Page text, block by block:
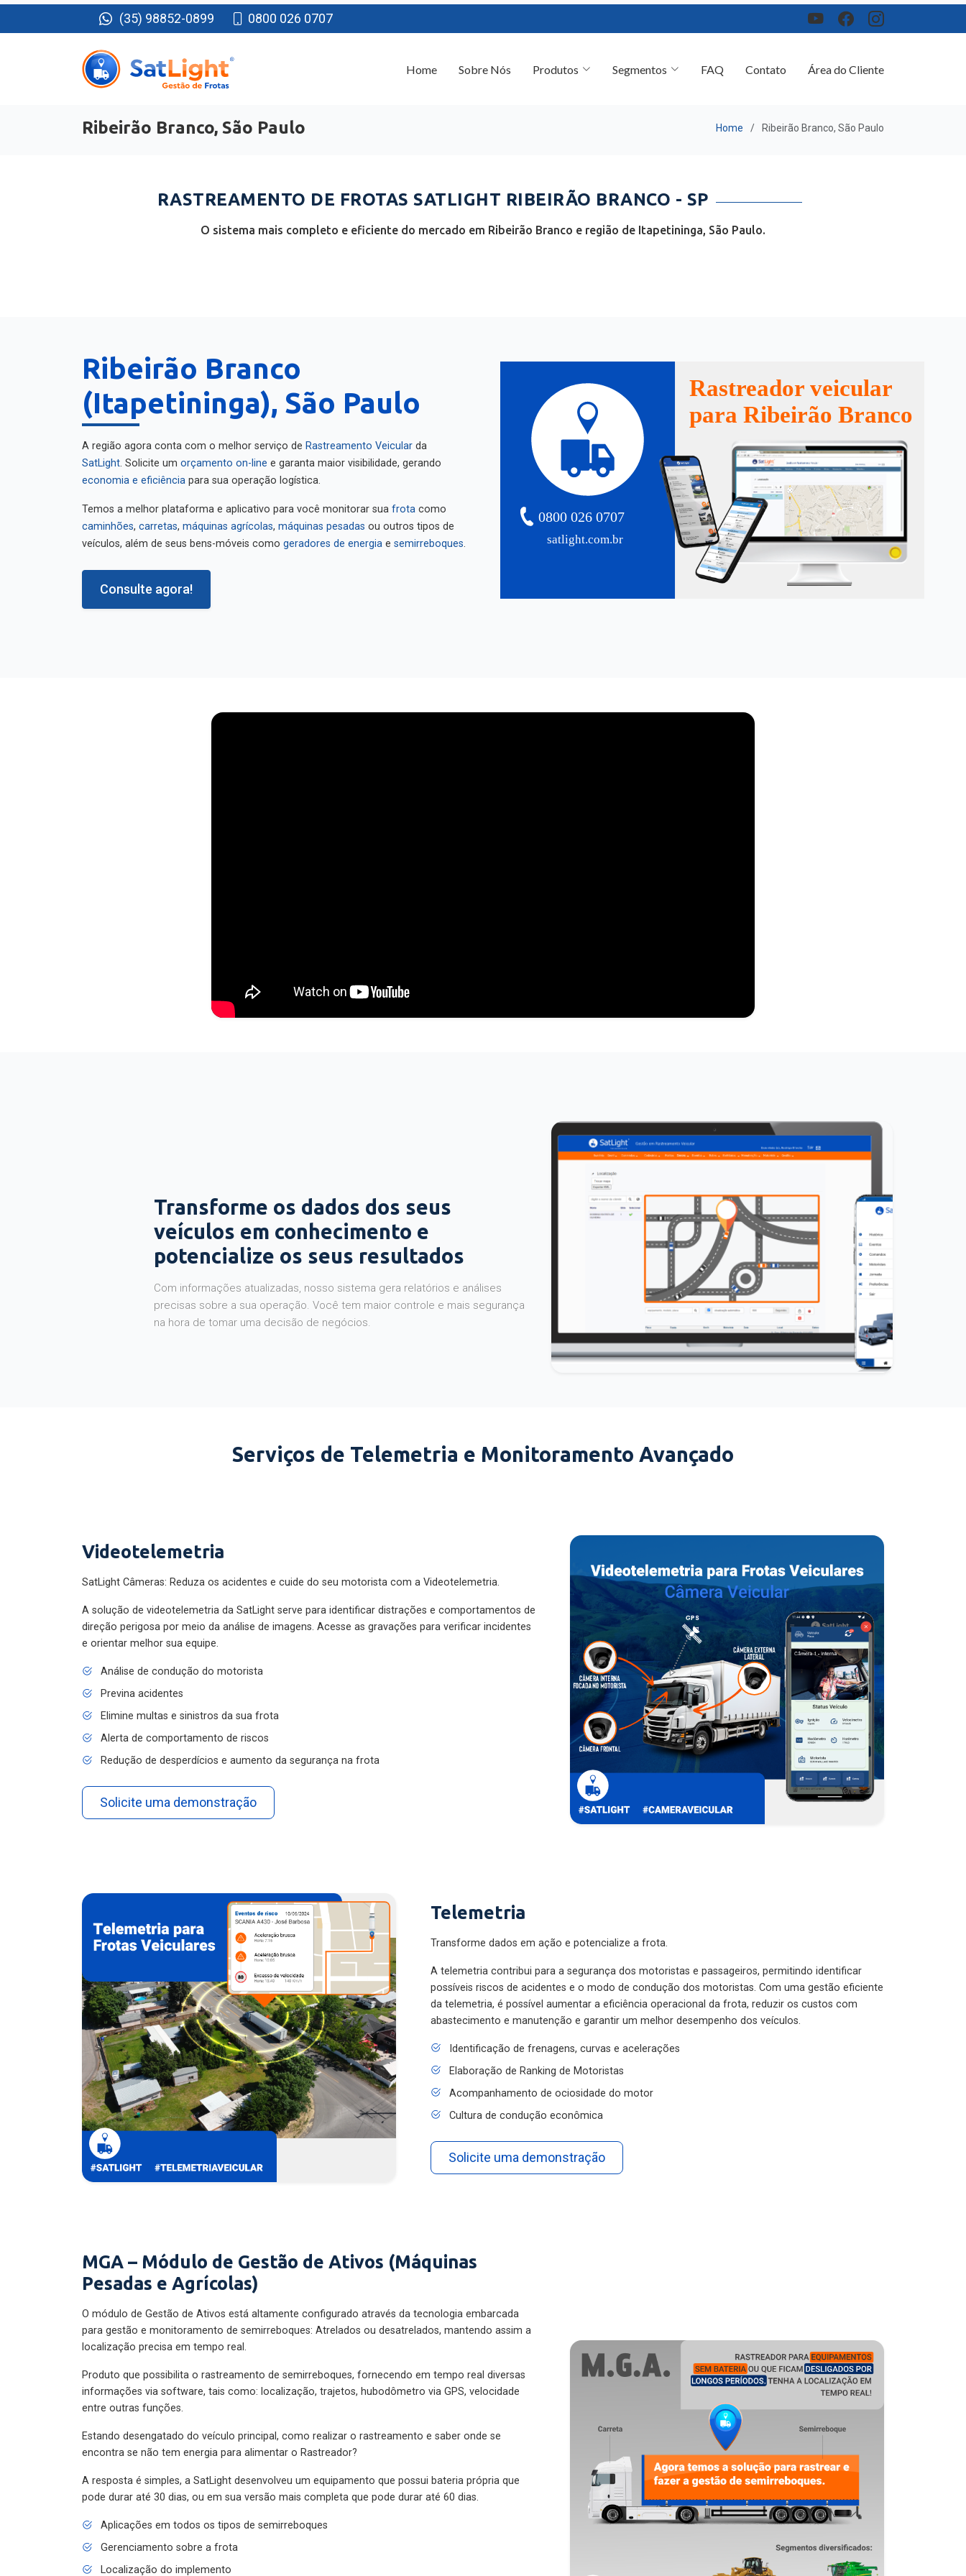
(35) 98852-0899 0800 026 0707
Home Sobre Nós Produtos Segmentos FAQ Contato Área do Cliente
Ribeirão Branco, São Paulo Home Ribeirão Branco, São Paulo
RASTREAMENTO DE FROTAS SATLIGHT RIBEIRÃO BRANCO - SP
O sistema mais completo e eficiente do mercado em Ribeirão Branco e região de Itapetininga, São Paulo.
Ribeirão Branco
(Itapetininga), São Paulo
A região agora conta com o melhor serviço de Rastreamento Veicular da
SatLight. Solicite um orçamento on-line e garanta maior visibilidade, gerando
economia e eficiência para sua operação logística.
Temos a melhor plataforma e aplicativo para você monitorar sua frota como
caminhões, carretas, máquinas agrícolas, máquinas pesadas ou outros tipos de
veículos, além de seus bens-móveis como geradores de energia e semirreboques.
Consulte agora!
satlight.com.br
0800 026 0707
Rastreador veicular
para Ribeirão Branco
Transforme os dados dos seus
veículos em conhecimento e
potencialize os seus resultados
Com informações atualizadas, nosso sistema gera relatórios e análises
precisas sobre a sua operação. Você tem maior controle e mais segurança
na hora de tomar uma decisão de negócios.
Serviços de Telemetria e Monitoramento Avançado
Videotelemetria
SatLight Câmeras: Reduza os acidentes e cuide do seu motorista com a Videotelemetria.
A solução de videotelemetria da SatLight serve para identificar distrações e comportamentos de
direção perigosa por meio da análise de imagens. Acesse as gravações para verificar incidentes
e orientar melhor sua equipe.
Análise de condução do motorista
Previna acidentes
Elimine multas e sinistros da sua frota
Alerta de comportamento de riscos
Redução de desperdícios e aumento da segurança na frota
Solicite uma demonstração
Telemetria
Transforme dados em ação e potencialize a frota.
A telemetria contribui para a segurança dos motoristas e passageiros, permitindo identificar
possíveis riscos de acidentes e o modo de condução dos motoristas. Com uma gestão eficiente
da telemetria, é possível aumentar a eficiência operacional da frota, reduzir os custos com
abastecimento e manutenção e garantir um melhor desempenho dos veículos.
Identificação de frenagens, curvas e acelerações
Elaboração de Ranking de Motoristas
Acompanhamento de ociosidade do motor
Cultura de condução econômica
Solicite uma demonstração
MGA – Módulo de Gestão de Ativos (Máquinas
Pesadas e Agrícolas)
O módulo de Gestão de Ativos está altamente configurado através da tecnologia embarcada
para gestão e monitoramento de semirreboques: Atrelados ou desatrelados, mantendo assim a
localização precisa em tempo real.
Produto que possibilita o rastreamento de semirreboques, fornecendo em tempo real diversas
informações via software, tais como: localização, trajetos, hubodômetro via GPS, velocidade
entre outras funções.
Estando desengatado do veículo principal, como realizar o rastreamento e saber onde se
encontra se não tem energia para alimentar o Rastreador?
A resposta é simples, a SatLight desenvolveu um equipamento que possui bateria própria que
pode durar até 30 dias, ou em sua versão mais completa que pode durar até 60 dias.
Aplicações em todos os tipos de semirreboques
Gerenciamento sobre a frota
Localização do implemento